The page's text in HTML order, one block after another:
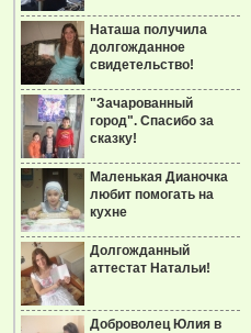
Наташа получила
долгожданное
свидетельство!
"Зачарованный
город". Спасибо за
сказку!
Маленькая Дианочка
любит помогать на
кухне
Долгожданный
аттестат Натальи!
Доброволец Юлия в